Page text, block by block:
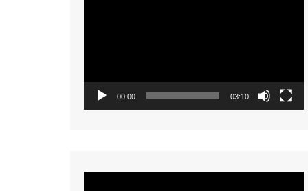
présentation de
talents – Polski
présentation de
00:00 03:10